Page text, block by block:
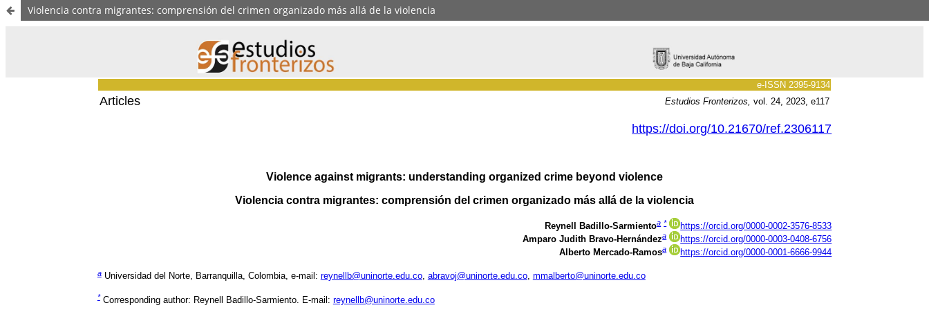
Violencia contra migrantes: comprensión del crimen organizado más allá de la violencia